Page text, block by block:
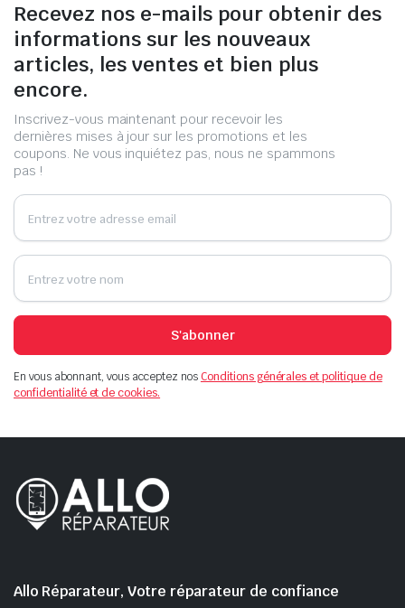
Recevez nos e-mails pour obtenir des
informations sur les nouveaux
articles, les ventes et bien plus
encore.
Inscrivez-vous maintenant pour recevoir les
dernières mises à jour sur les promotions et les
coupons. Ne vous inquiétez pas, nous ne spammons
pas !
S'abonner
En vous abonnant, vous acceptez nosConditions générales et politique de
confidentialité et de cookies.
Allo Réparateur, Votre réparateur de confiance